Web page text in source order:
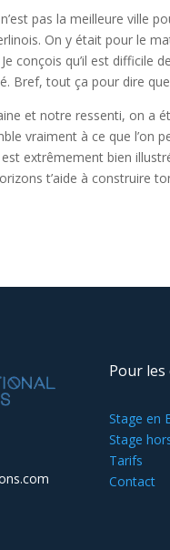
pas la meilleure ville
On y était pour le
conçois qu’il est difficile
Bref, tout ça pour dire
et notre ressenti, on a
vraiment à ce que l’on
extrêmement bien
t’aide à construire
Pour
Stage en
Stage
Tarifs
Contact